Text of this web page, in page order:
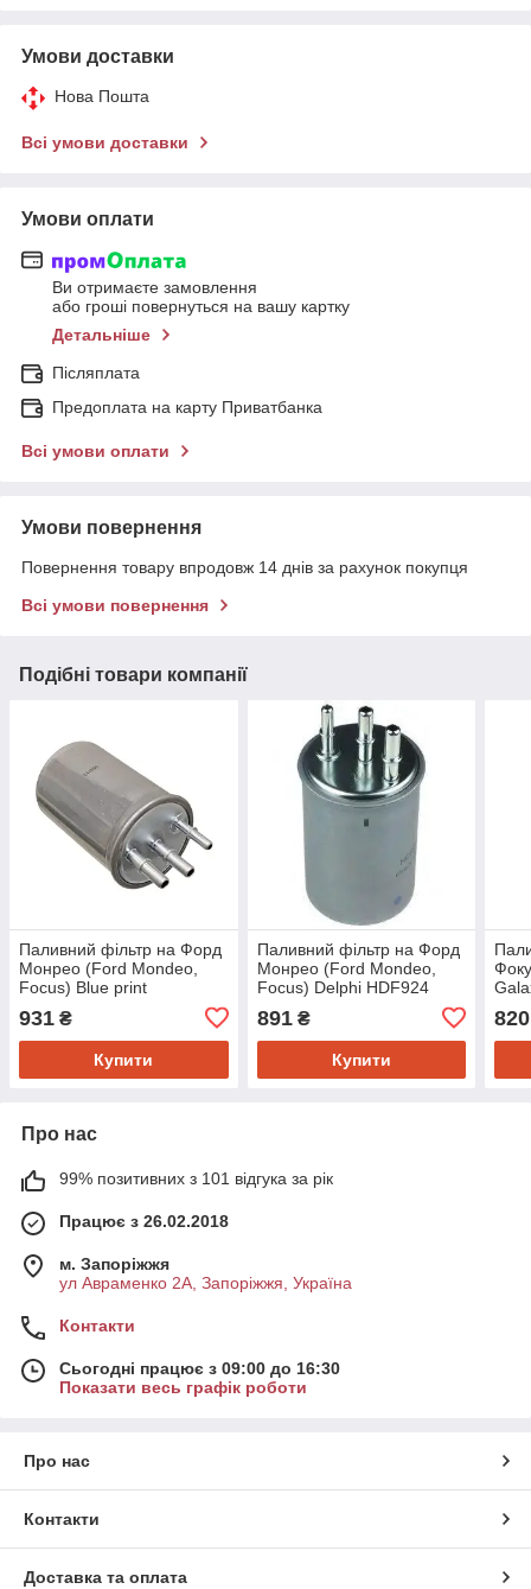
Умови доставки
Нова Пошта
Всі умови доставки
Умови оплати
Ви отримаєте замовлення
або гроші повернуться на вашу картку
Детальніше
Післяплата
Предоплата на карту Приватбанка
Всі умови оплати
Умови повернення
Повернення товару впродовж 14 днів за рахунок покупця
Всі умови повернення
Подібні товари компанії
Паливний фільтр на Форд
Монрео (Ford Mondeo,
Focus) Blue print
931 ₴
Купити
Паливний фільтр на Форд
Монрео (Ford Mondeo,
Focus) Delphi HDF924
891₴
Купити
820
Про нас
99% позитивних з 101 відгука за рік
Працює з 26.02.2018
м. Запоріжжя
ул Авраменко 2А, Запоріжжя, Україна
Контакти
Сьогодні працює з 09:00 до 16:30
Показати весь графік роботи
Про нас
Контакти
Доставка та оплата